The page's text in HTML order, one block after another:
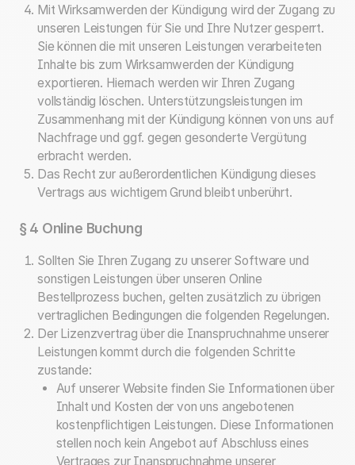
Mit Wirksamwerden der Kündigung wird der Zugang zu
unseren Leistungen für Sie und Ihre Nutzer gesperrt.
Sie können die mit unseren Leistungen verarbeiteten
Inhalte bis zum Wirksamwerden der Kündigung
exportieren. Hiernach werden wir Ihren Zugang
vollständig löschen. Unterstützungsleistungen im
Zusammenhang mit der Kündigung können von uns auf
Nachfrage und ggf. gegen gesonderte Vergütung
erbracht werden.
Das Recht zur außerordentlichen Kündigung dieses
Vertrags aus wichtigem Grund bleibt unberührt.
§ 4 Online Buchung
Sollten Sie Ihren Zugang zu unserer Software und
sonstigen Leistungen über unseren Online
Bestellprozess buchen, gelten zusätzlich zu übrigen
vertraglichen Bedingungen die folgenden Regelungen.
Der Lizenzvertrag über die Inanspruchnahme unserer
Leistungen kommt durch die folgenden Schritte
zustande:
Auf unserer Website finden Sie Informationen über
Inhalt und Kosten der von uns angebotenen
kostenpflichtigen Leistungen. Diese Informationen
stellen noch kein Angebot auf Abschluss eines
Vertrages zur Inanspruchnahme unserer